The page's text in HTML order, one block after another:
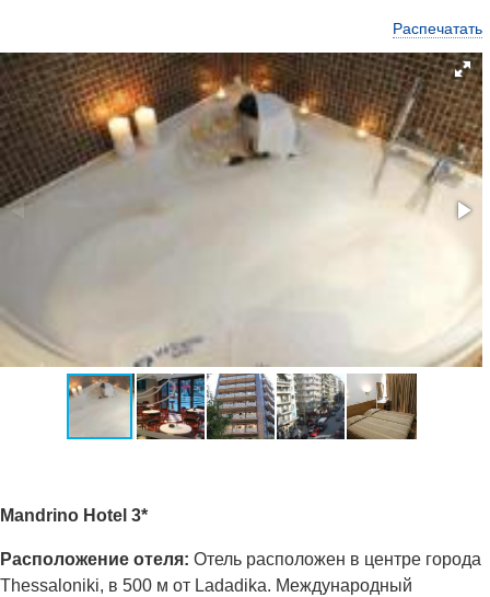
Распечатать
Mandrino Hotel 3*
Расположение отеля: Отель расположен в центре города
Thessaloniki, в 500 м от Ladadika. Международный